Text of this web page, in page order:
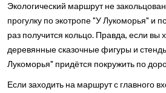
Экологический маршрут не
прогулку по экотропе "У Лукоморья" и
раз получится кольцо. Правда, если вы
деревянные сказочные фигуры и
Лукоморья" придётся покружить по
Если заходить на маршрут с главного